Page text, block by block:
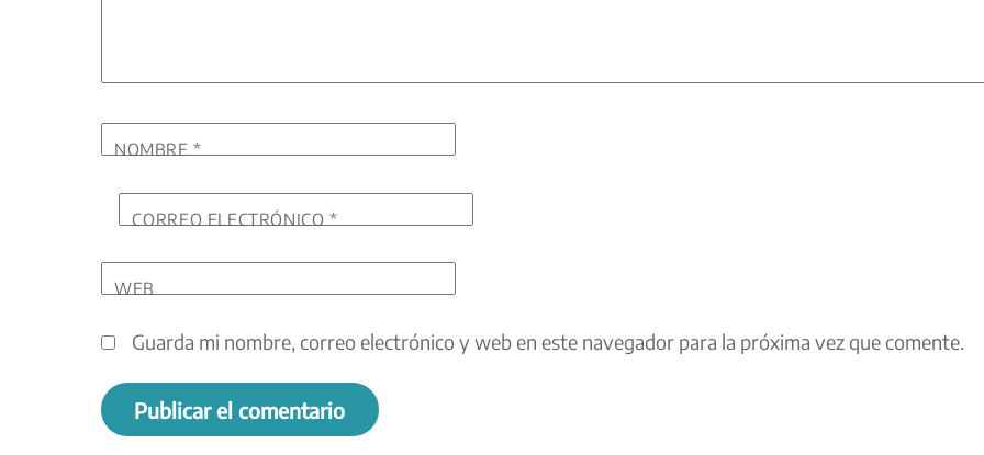
NOMBRE*
CORREO ELECTRÓNICO*
WEB
Guarda mi nombre, correo electrónico y web en este navegador para la próxima vez que comente.